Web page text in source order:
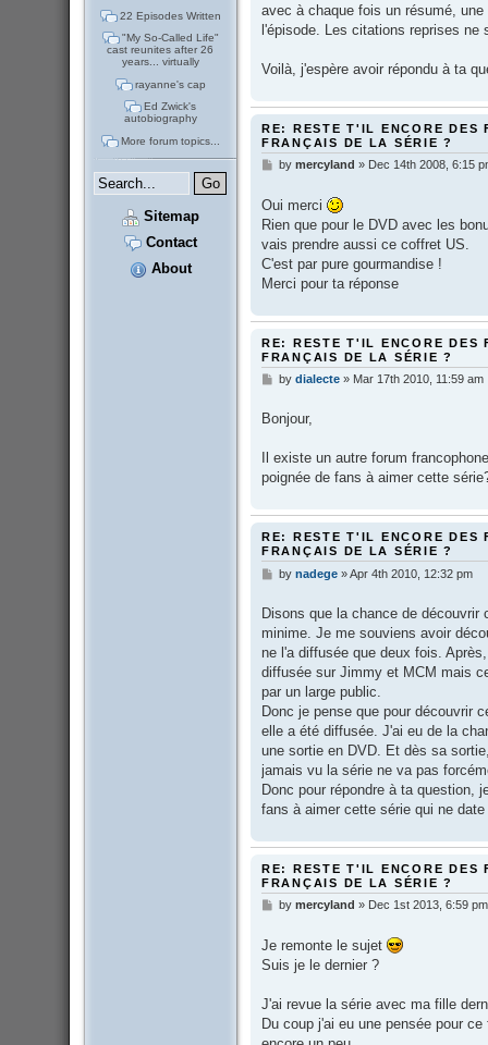
22 Episodes Written
"My So-Called Life"
cast reunites after 26
years... virtually
rayanne's cap
Ed Zwick's
autobiography
More forum topics...
Sitemap
Contact
About
avec à chaque fois un résumé,
l'épisode. Les citations reprises
Voilà, j'espère avoir répondu à ta
RE: RESTE T'IL ENCORE DES
FRANÇAIS DE LA SÉRIE ?
P
t
by mercyland » Dec 14th 2008, 6:15
Oui merci
Rien que pour le DVD avec les
vais prendre aussi ce coffret US.
C'est par pure gourmandise !
Merci pour ta réponse
RE: RESTE T'IL ENCORE DES
FRANÇAIS DE LA SÉRIE ?
P
t
by dialecte» Mar 17th 2010, 11:59 am
Bonjour,
Il existe un autre forum
poignée de fans à aimer cette
RE: RESTE T'IL ENCORE DES
FRANÇAIS DE LA SÉRIE ?
P
t
by nadege»Apr 4th 2010, 12:32 pm
Disons que la chance de
minime. Je me souviens avoir
ne l'a diffusée que deux fois.
diffusée sur Jimmy et MCM mais
par un large public.
Donc je pense que pour découvrir
elle a été diffusée. J'ai eu de la
une sortie en DVD. Et dès sa
jamais vu la série ne va pas
Donc pour répondre à ta question,
fans à aimer cette série qui ne
RE: RESTE T'IL ENCORE DES
FRANÇAIS DE LA SÉRIE ?
P
t
by mercyland » Dec 1st 2013, 6:59 pm
Je remonte le sujet
Suis je le dernier ?
J'ai revue la série avec ma fille
Du coup j'ai eu une pensée pour